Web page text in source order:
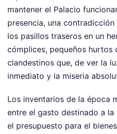
mantener el Palacio
presencia, una
los pasillos traseros en un
cómplices, pequeños hurtos
clandestinos que, de ver la
inmediato y la miseria
Los inventarios de la época
entre el gasto destinado a
el presupuesto para el